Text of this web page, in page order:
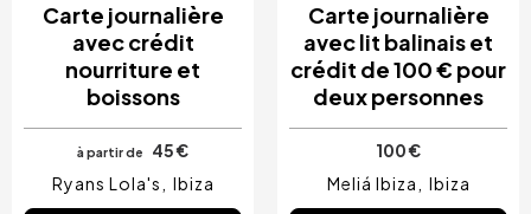
Carte journalière
avec crédit
nourriture et
boissons
à partir de
45 €
Ryans Lola's
Ibiza
Carte journalière
avec lit balinais et
crédit de 100 € pour
deux personnes
100 €
Meliá Ibiza
Ibiza